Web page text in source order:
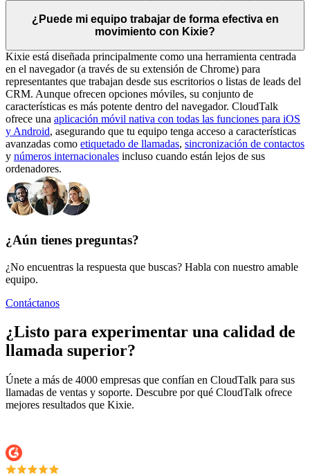
¿Puede mi equipo trabajar de forma efectiva en
movimiento con Kixie?
Kixie está diseñada principalmente como una herramienta centrada
en el navegador (a través de su extensión de Chrome) para
representantes que trabajan desde sus escritorios o listas de leads del
CRM. Aunque ofrecen opciones móviles, su conjunto de
características es más potente dentro del navegador. CloudTalk
ofrece una aplicación móvil nativa con todas las funciones para iOS
y Android, asegurando que tu equipo tenga acceso a características
avanzadas como etiquetado de llamadas, sincronización de contactos
y números internacionales incluso cuando están lejos de sus
ordenadores.
¿Aún tienes preguntas?
¿No encuentras la respuesta que buscas? Habla con nuestro amable
equipo.
Contáctanos
¿Listo para experimentar una calidad de
llamada superior?
Únete a más de 4000 empresas que confían en CloudTalk para sus
llamadas de ventas y soporte. Descubre por qué CloudTalk ofrece
mejores resultados que Kixie.